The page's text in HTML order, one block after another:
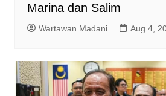
Marina dan Salim
Wartawan Madani Aug 4,